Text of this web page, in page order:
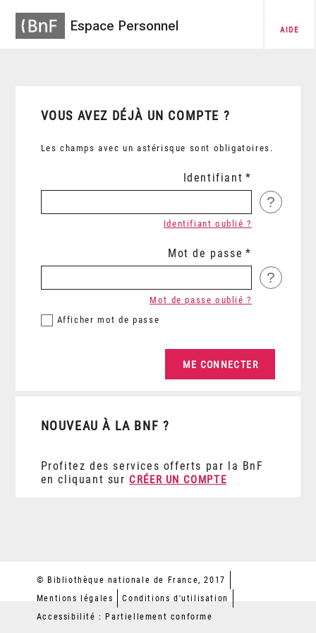
Espace Personnel AIDE
VOUS AVEZ DÉJÀ UN COMPTE ?
Les champs avec un astérisque sont obligatoires.
Identifiant
?
Identifiant oublié ?
Mot de passe
?
Afficher mot de passe
Mot de passe oublié ?
NOUVEAU À LA BNF ?
Profitez des services offerts par la BnF
en cliquant sur CRÉER UN COMPTE
© Bibliothèque nationale de France, 2017
Mentions légales
Conditions d'utilisation
Accessibilité : Partiellement conforme